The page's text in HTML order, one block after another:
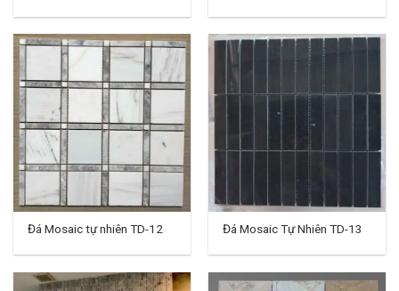
Đá Mosaic tự nhiên TD-12 Đá Mosaic Tự Nhiên TD-13